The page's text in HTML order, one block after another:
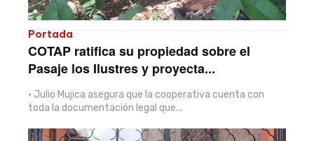
Portada
COTAP ratifica su propiedad sobre el
Pasaje los Ilustres y proyecta...
• Julio Mujica asegura que la cooperativa cuenta con
toda la documentación legal que...